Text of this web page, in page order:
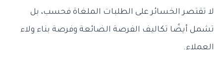
لا تقتصر الخسائر على الطلبات الملغاة فحسب، بل
تشمل أيضًا تكاليف الفرصة الضائعة وفرصة بناء ولاء
العملاء.